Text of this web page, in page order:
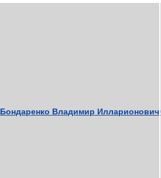
Бондаренко Владимир Илларионович